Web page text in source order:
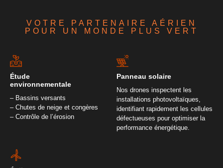
VOTRE PARTENAIRE AÉRIEN
POUR UN MONDE PLUS VERT
Étude
environnementale
– Bassins versants
– Chutes de neige et congères
– Contrôle de l’érosion
Panneau solaire​
Nos drones inspectent les
installations photovoltaïques,
identifiant rapidement les cellules
défectueuses pour optimiser la
performance énergétique.